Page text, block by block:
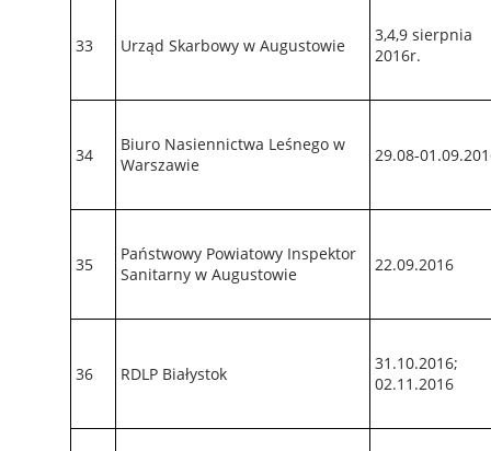
33 Urząd Skarbowy w Augustowie
3,4,9 sierpnia
2016r.
34
Biuro Nasiennictwa Leśnego w
Warszawie
29.08-
35
Państwowy Powiatowy Inspektor
Sanitarny w Augustowie
22.09.2016
36 RDLP Białystok
31.10.2016;
02.11.2016